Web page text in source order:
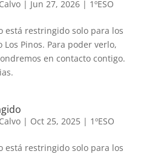
| Jun 27, 2026| 1ºESO
está restringido solo para los
Pinos. Para poder verlo,
en contacto contigo.
| Oct 25, 2025| 1ºESO
está restringido solo para los